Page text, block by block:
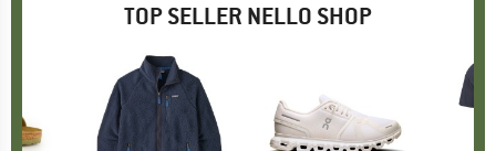
TOP SELLER NELLO SHOP